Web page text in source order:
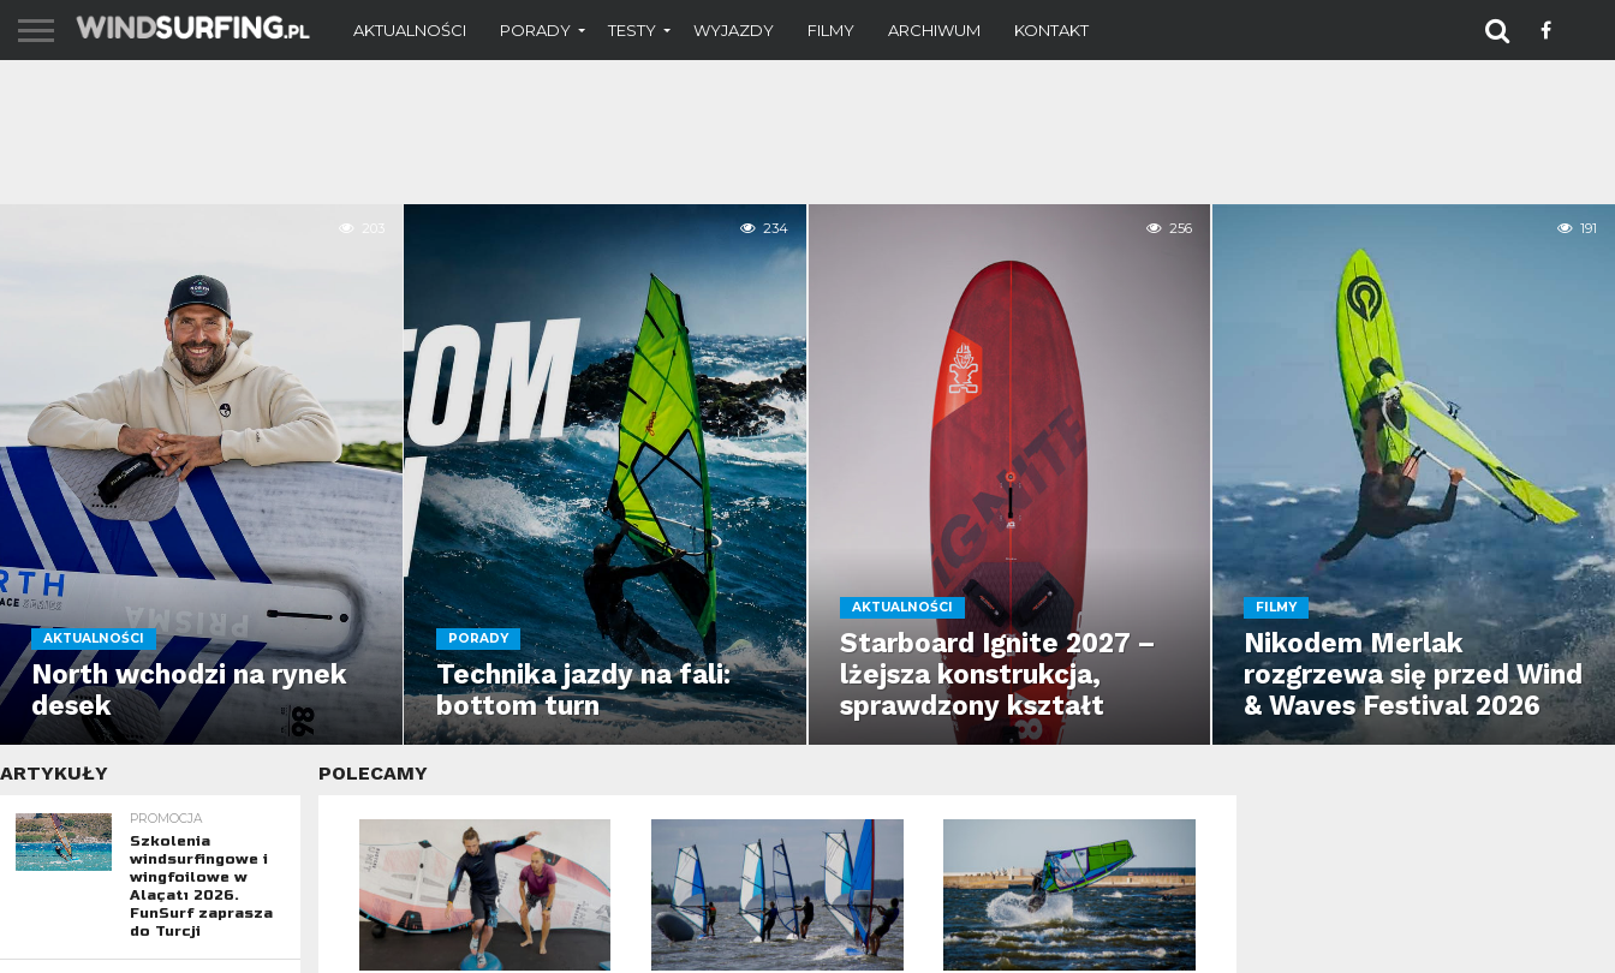
AKTUALNOŚCI PORADY TESTY WYJAZDY FILMY ARCHIWUM KONTAKT
AKTUALNOŚCI
North wchodzi na rynek
desek
203
PORADY
Technika jazdy na fali:
bottom turn
234
AKTUALNOŚCI
Starboard Ignite 2027 –
lżejsza konstrukcja,
sprawdzony kształt
256
FILMY
Nikodem Merlak
rozgrzewa się przed Wind
& Waves Festival 2026
191
POLECAMY
ARTYKUŁY
PROMOCJA
Szkolenia
windsurfingowe i
wingfoilowe w
Alaçatı 2026.
FunSurf zaprasza
do Turcji